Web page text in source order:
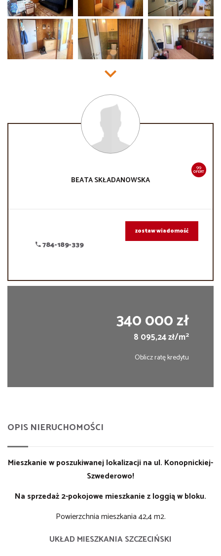
99
OFERT
BEATASKŁADANOWSKA
784-189-339
zostaw wiadomość
340 000 zł
8 095,24 zł/m2
Oblicz ratę kredytu
OPIS NIERUCHOMOŚCI
Mieszkanie w poszukiwanej lokalizacji na ul. Konopnickiej-
Szwederowo!
Na sprzedaż 2-pokojowe mieszkanie z loggią w bloku.
Powierzchnia mieszkania 42,4 m2.
UKŁAD MIESZKANIA SZCZECIŃSKI